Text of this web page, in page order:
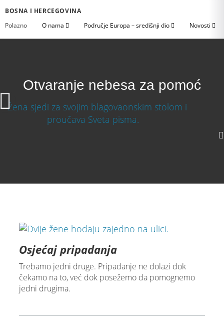
BOSNA I HERCEGOVINA
Polazno
O nama Područje Europa – središnji dio Novosti
Otvaranje nebesa za pomoć
Osjećaj pripadanja
Trebamo jedni druge. Pripadanje ne dolazi dok
čekamo na to, već dok posežemo da pomognemo
jedni drugima.